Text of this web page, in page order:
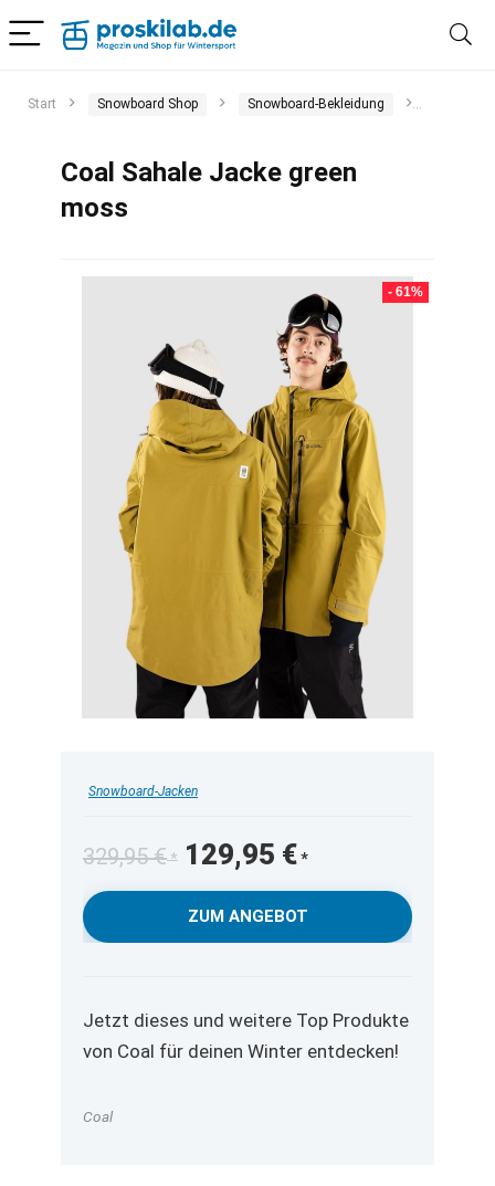
Start Snowboard Shop Snowboard-Bekleidung
Coal Sahale Jacke green
moss
- 61%
Snowboard-Jacken
329,95€
Ursprünglicher
Preis
war:
329,95 €
129,95 € Aktueller
Preis
129,95 €.
ZUM ANGEBOT
Jetzt dieses und weitere Top Produkte
von Coal für deinen Winter entdecken!
Coal